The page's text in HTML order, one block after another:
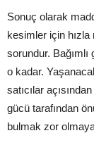
Sonuç olarak
kesimler için hızla
sorundur.
o kadar.
satıcılar
gücü tarafından
bulmak zor